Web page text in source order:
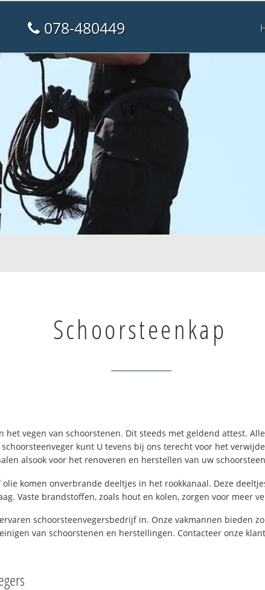
078-480449
Schoorsteenkap
het vegen van schoorstenen. Dit steeds met geldend attest.
schoorsteenveger kunt U tevens bij ons terecht voor het
alsook voor het renoveren en herstellen van uw
komen onverbrande deeltjes in het rookkanaal. Deze
Vaste brandstoffen, zoals hout en kolen, zorgen voor meer
schoorsteenvegersbedrijf in. Onze vakmannen bieden
van schoorstenen en herstellingen. Contacteer onze